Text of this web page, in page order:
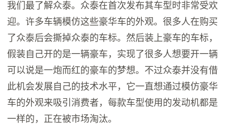
我们最了解众泰。众泰在首次发布其车型时非常受欢
迎。许多车辆模仿这些豪华车的外观。很多人在购买
了众泰后会撕掉众泰的车标。然后装上豪车的车标，
假装自己开的是一辆豪车，实现了很多人想要开一辆
可以说是一炮而红的豪车的梦想。不过众泰并没有借
此机会发展自己的技术水平，它一直想通过模仿豪华
车的外观来吸引消费者，每款车型使用的发动机都是
一样的，正在被市场淘汰。